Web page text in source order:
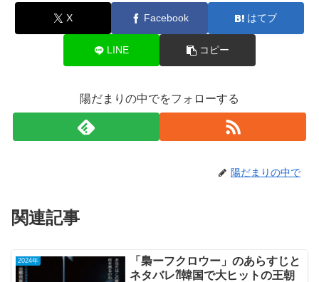
X Facebook はてブ
LINE コピー
陽だまりの中でをフォローする
陽だまりの中で
関連記事
2024年
「梟ーフクロウー」のあらすじと
ネタバレ⁈韓国で大ヒットの王朝